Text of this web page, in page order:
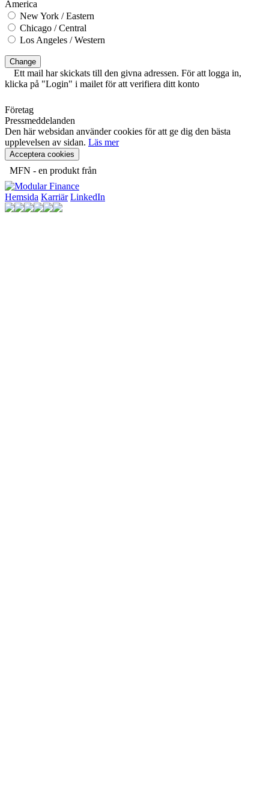
America
New York / Eastern
Chicago / Central
Los Angeles / Western
Change
Ett mail har skickats till den givna adressen. För att logga in,
klicka på "Login" i mailet för att verifiera ditt konto
Företag
Pressmeddelanden
Den här websidan använder cookies för att ge dig den bästa
upplevelsen av sidan. Läs mer
Acceptera cookies
MFN - en produkt från
Hemsida Karriär LinkedIn